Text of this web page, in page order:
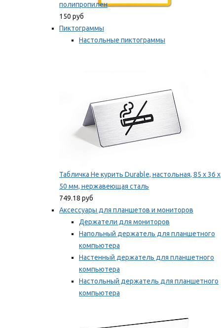
полипропилен
150 руб
Пиктограммы
Настольные пиктограммы
Табличка Не курить Durable, настольная, 85 x 36 x
50 мм, нержавеющая сталь
749.18 руб
Аксессуары для планшетов и мониторов
Держатели для мониторов
Напольный держатель для планшетного
компьютера
Настенный держатель для планшетного
компьютера
Настольный держатель для планшетного
компьютера